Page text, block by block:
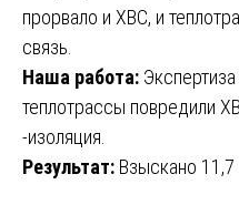
прорвало и ХВС, и
связь.
Наша работа:
теплотрассы повредили
-изоляция.
Результат: Взыскано